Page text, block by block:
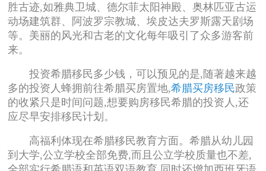
胜古迹,如雅典卫城、德尔菲太阳神殿、奥林匹亚古运
动场建筑群、阿波罗宗教城、埃皮达夫罗斯露天剧场
等。美丽的风光和古老的文化每年吸引了众多游客前
来。
投资希腊移民多少钱，可以预见的是,随著越来越
多的投资人蜂拥前往希腊买房置地,希腊买房移民政策
的收紧只是时间问题,想要购房移民希腊的投资人,还
应尽早安排移民计划。
高福利体现在希腊移民教育方面。希腊从幼儿园
到大学,公立学校全部免费,而且公立学校质量也不差,